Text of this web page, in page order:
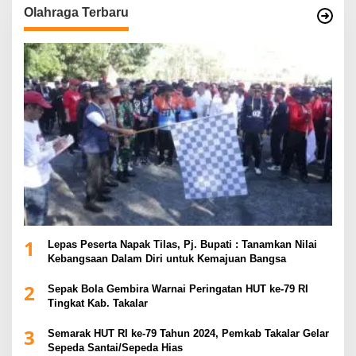
Olahraga Terbaru
1
Lepas Peserta Napak Tilas, Pj. Bupati : Tanamkan Nilai
Kebangsaan Dalam Diri untuk Kemajuan Bangsa
2
Sepak Bola Gembira Warnai Peringatan HUT ke-79 RI
Tingkat Kab. Takalar
3
Semarak HUT RI ke-79 Tahun 2024, Pemkab Takalar Gelar
Sepeda Santai/Sepeda Hias